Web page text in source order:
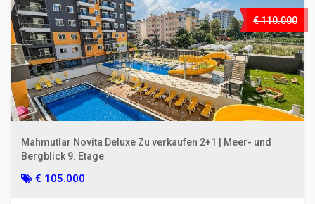
€ 110.000
Mahmutlar Novita Deluxe Zu verkaufen 2+1 | Meer- und
Bergblick 9. Etage
€ 105.000